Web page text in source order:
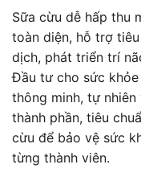
Sữa cừu dễ hấp thu
toàn diện, hỗ trợ
dịch, phát triển trí
Đầu tư cho sức
thông minh, tự
thành phần, tiêu
cừu để bảo vệ sức
từng thành viên.